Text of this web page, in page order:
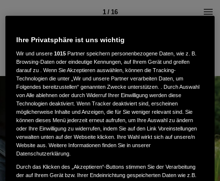
1 / 16
2026
Ihre Privatsphäre ist uns wichtig
Wir und unsere1015 Partner speichern personenbezogene Daten, wie z. B.
Browsing-Daten oder eindeutige Kennungen, auf Ihrem Gerät und greifen
darauf zu . Wenn Sie Akzeptieren auswählen, können die Tracking-
Technologien die unter „Wir und unsere Partner verarbeiten Daten, um
Folgendes bereitzustellen“ genannten Zwecke unterstützen. . Durch Auswahl
von Alle ablehnen oder durch Widerruf Ihrer Einwilligung werden diese
Technologien deaktiviert. Wenn Tracker deaktiviert sind, erscheinen
möglicherweise Inhalte und Anzeigen, die für Sie weniger relevant sind. Sie
können dieses Menü jederzeit erneut aufrufen, um Ihre Auswahl zu ändern
oder Ihre Einwilligung zu widerrufen, indem Sie auf den Link Voreinstellungen
verwalten unten auf der Webseite klicken. Ihre Wahl wirkt sich auf unsere/n
Website aus. Weitere Informationen finden Sie in unserer
Datenschutzerklärung.
Durch das Klicken des „Akzeptieren“-Buttons stimmen Sie der Verarbeitung
der auf Ihrem Gerät bzw. Ihrer Endeinrichtung gespeicherten Daten wie z.B.